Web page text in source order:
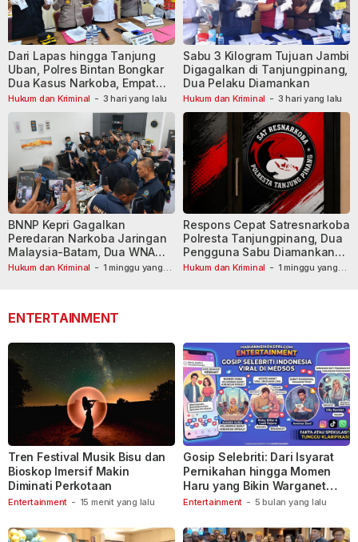
Hukum dan Kriminal - 3 hari yang lalu
Dari Lapas hingga Tanjung
Uban, Polres Bintan Bongkar
Dua Kasus Narkoba, Empat
Tersangka Dibekuk
Hukum dan Kriminal - 3 hari yang lalu
Sabu 3 Kilogram Tujuan Jambi
Digagalkan di Tanjungpinang,
Dua Pelaku Diamankan
Hukum dan Kriminal - 1 minggu yang
BNNP Kepri Gagalkan
Peredaran Narkoba Jaringan
Malaysia-Batam, Dua WNA
Masih Diburu
Hukum dan Kriminal - 1 minggu yang
Respons Cepat Satresnarkoba
Polresta Tanjungpinang, Dua
Pengguna Sabu Diamankan
Usai Dilaporkan ke Call Center
ENTERTAINMENT
Entertainment - 15 menit yang lalu
Tren Festival Musik Bisu dan
Bioskop Imersif Makin
Diminati Perkotaan
Entertainment - 5 bulan yang lalu
Gosip Selebriti: Dari Isyarat
Pernikahan hingga Momen
Haru yang Bikin Warganet
Berspekulasi